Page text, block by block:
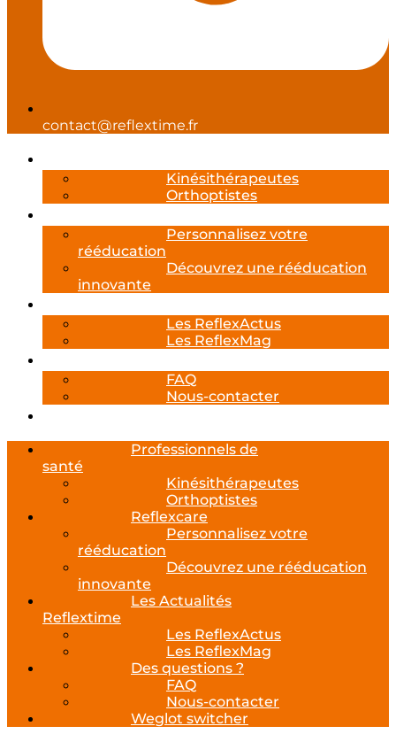
contact@reflextime.fr
Kinésithérapeutes
Orthoptistes
Personnalisez votre
rééducation
Découvrez une rééducation
innovante
Les ReflexActus
Les ReflexMag
FAQ
Nous-contacter
Professionnels de
santé
Kinésithérapeutes
Orthoptistes
Reflexcare
Personnalisez votre
rééducation
Découvrez une rééducation
innovante
Les Actualités
Reflextime
Les ReflexActus
Les ReflexMag
Des questions ?
FAQ
Nous-contacter
Weglot switcher